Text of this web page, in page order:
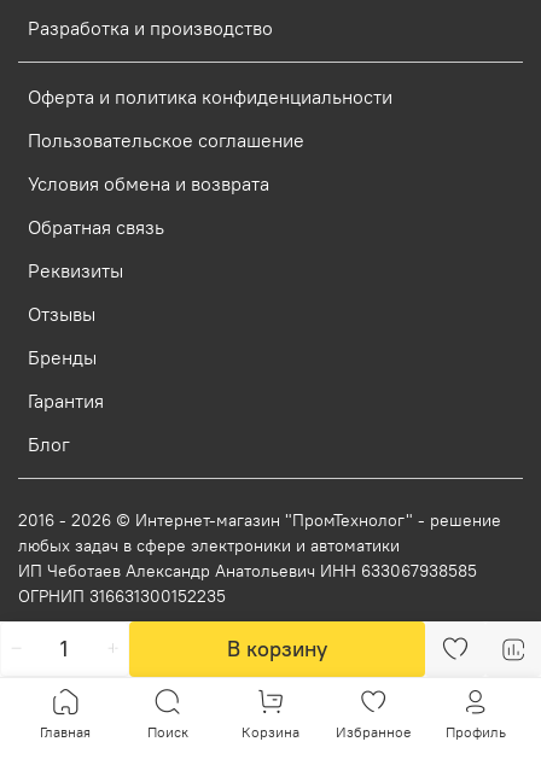
В корзину
Разработка и производство
Оферта и политика конфиденциальности
Пользовательское соглашение
Условия обмена и возврата
Обратная связь
Реквизиты
Отзывы
Бренды
Гарантия
Блог
2016 - 2026 © Интернет-магазин "ПромТехнолог" - решение
любых задач в сфере электроники и автоматики
ИП Чеботаев Александр Анатольевич ИНН 633067938585
ОГРНИП 316631300152235
Главная Поиск Корзина Избранное Профиль